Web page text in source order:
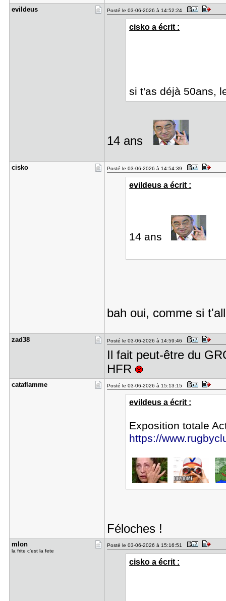
evildeus Posté le 03-06-2026 à 14:52:24
cisko a écrit :
si t'as déjà 50ans,
14 ans
cisko Posté le 03-06-2026 à 14:54:39
evildeus a écrit :
14 ans
bah oui, comme si
zad38 Posté le 03-06-2026 à 14:59:46
Il fait peut-être du
HFR
cataflamme Posté le 03-06-2026 à 15:13:15
evildeus a écrit :
Exposition totale
https://
Féloches !
mlon
la frite c'est la fete
Posté le 03-06-2026 à 15:16:51
cisko a écrit :